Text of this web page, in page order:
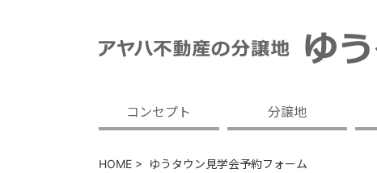
コンセプト 分譲地
HOME > ゆうタウン見学会予約フォーム